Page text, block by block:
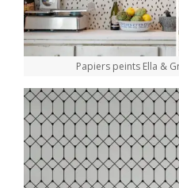
Papiers peints Ella &